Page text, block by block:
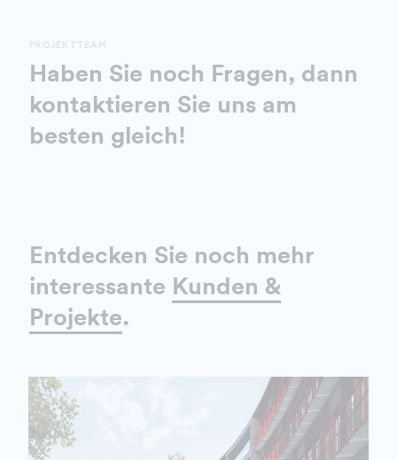
PROJEKTTEAM
Haben Sie noch Fragen, dann
kontaktieren Sie uns am
besten gleich!
Entdecken Sie noch mehr
interessante Kunden &
Projekte.